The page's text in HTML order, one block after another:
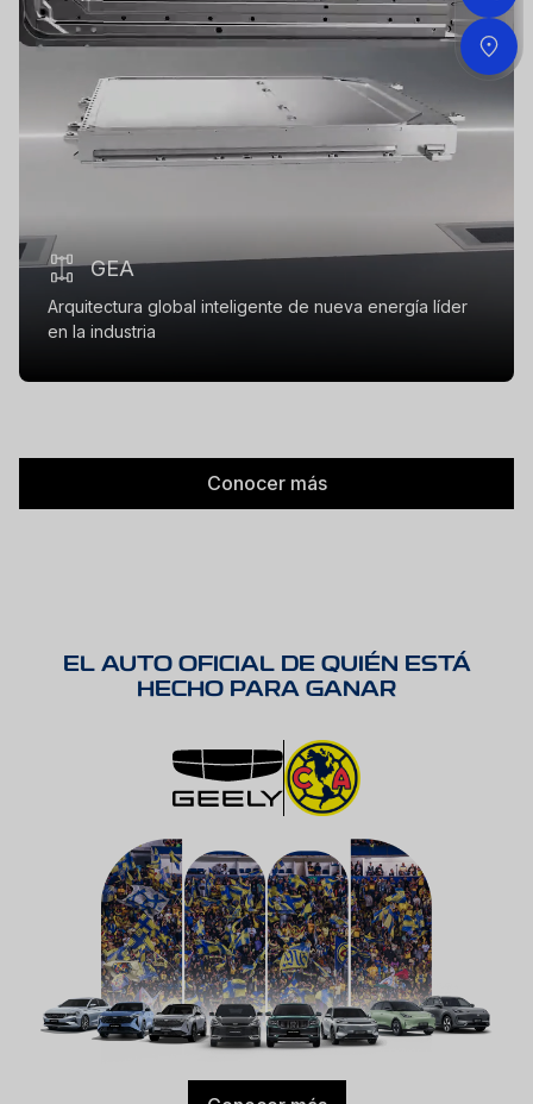
GEA
Arquitectura global inteligente de nueva energía líder
en la industria
Conocer más
EL AUTO OFICIAL DE QUIÉN ESTÁ
HECHO PARA GANAR